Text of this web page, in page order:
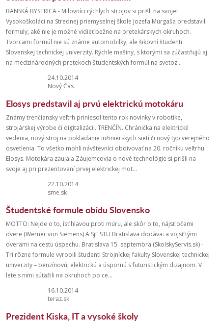
BANSKÁ BYSTRICA - Milovníci rýchlych strojov si prišli na svoje!
Vysokoškoláci na Strednej priemyselnej škole Jozefa Murgaša predstavili
formuly, aké nie je možné vidieť bežne na pretekárskych okruhoch.
Tvorcami formúl nie sú známe automobilky, ale šikovní študenti
Slovenskej technickej univerzity. Rýchle mašiny, s ktorými sa zúčastňujú aj
na medzinárodných pretekoch študentských formúl na svetoz...
24.10.2014
Nový Čas
Elosys predstavil aj prvú elektrickú motokáru
Známy trenčiansky veľtrh priniesol tento rok novinky v robotike,
strojárskej výrobe či digitalizácii. TRENČÍN. Chránička na elektrické
vedenia, nový stroj na pokladanie inžinierskych sietí či nový typ verejného
osvetlenia. To všetko mohli návštevníci obdivovať na 20. ročníku veľtrhu
Elosys. Motokára zaujala Záujemcovia o nové technológie si prišli na
svoje aj pri prezentovaní prvej elektrickej mot...
22.10.2014
sme.sk
Študentské formule obídu Slovensko
MOTTO: Nejde o to, ísť hlavou proti múru, ale skôr o to, nájsť očami
dvere (Werner von Siemens) A SjF STU Bratislava dodáva: a vojsť tými
dverami na cestu úspechu. Bratislava 15. septembra (SkolskyServis.sk) -
Tri rôzne formule vyrobili študenti Strojníckej fakulty Slovenskej technickej
univerzity – benzínovú, elektrickú a úspornú s futuristickým dizajnom. V
lete s nimi súťažili na okruhoch po ce...
16.10.2014
teraz.sk
Prezident Kiska, IT a vysoké školy